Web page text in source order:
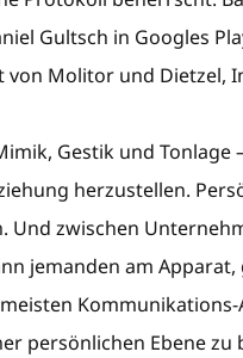
Gultsch in Googles
von Molitor und Dietzel,
Gestik und
herzustellen.
Und zwischen
jemanden am
persönlichen Ebene zu